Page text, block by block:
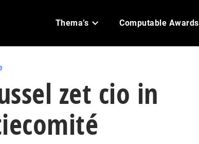
Thema’s Computable Awards
zet cio in